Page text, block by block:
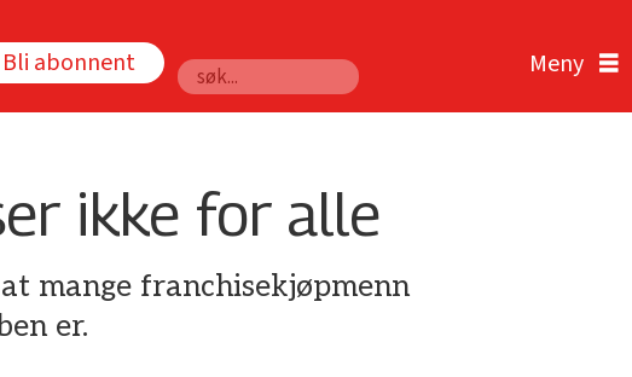
Bli abonnent
Søk
ikke for alle
mange franchisekjøpmenn
er.